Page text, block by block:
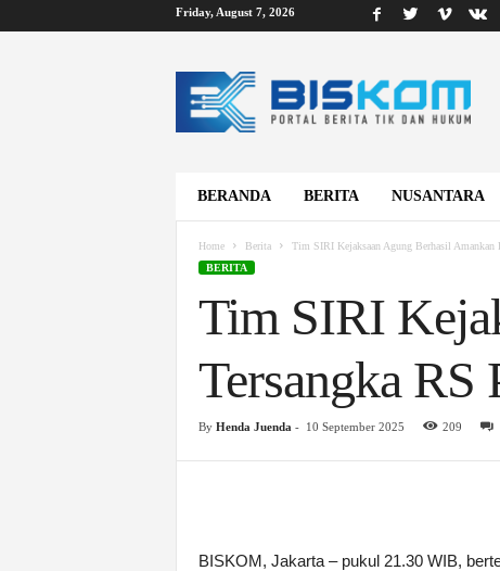
Friday, August 7, 2026
i
BERANDA
BERITA NUSANTARA
Home Berita
Tim SIRI Kejaksaan Agung Berhasil Amankan
BERITA
Tim SIRI
Tersangka RS
By Henda Juenda - 10 September 2025 209
BISKOM, Jakarta – pukul 21.30 WIB,